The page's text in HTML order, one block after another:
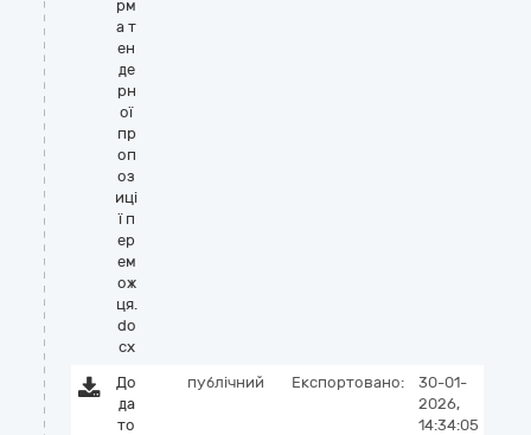
рм
а т
ен
де
рн
ої
пр
оп
оз
иці
ї п
ер
ем
ож
ця.
do
cx
До
да
то
публічний Експортовано:
30-01-
2026,
14:34:05